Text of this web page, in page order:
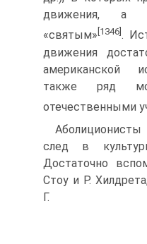
движения, а
«святым» [1346] .
движения
американской
также ряд
отечественными
след в
Достаточно
Стоу и Р.
Г.